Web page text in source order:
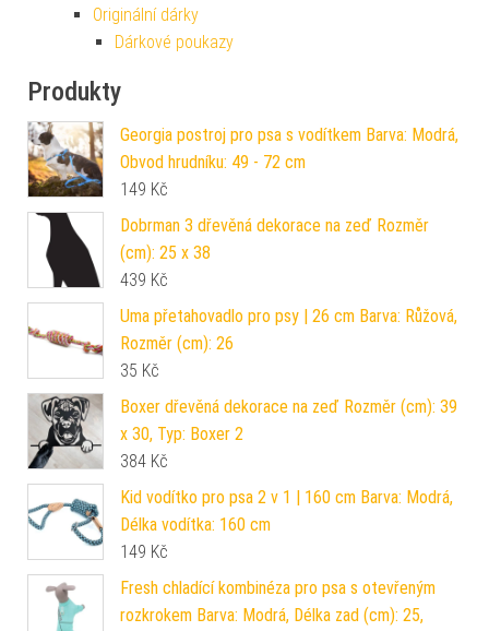
Originální dárky
Dárkové poukazy
Produkty
Georgia postroj pro psa s vodítkem Barva: Modrá,
Obvod hrudníku: 49 - 72 cm
149 Kč
Dobrman 3 dřevěná dekorace na zeď Rozměr
(cm): 25 x 38
439 Kč
Uma přetahovadlo pro psy | 26 cm Barva: Růžová,
Rozměr (cm): 26
35 Kč
Boxer dřevěná dekorace na zeď Rozměr (cm): 39
x 30, Typ: Boxer 2
384 Kč
Kid vodítko pro psa 2 v 1 | 160 cm Barva: Modrá,
Délka vodítka: 160 cm
149 Kč
Fresh chladící kombinéza pro psa s otevřeným
rozkrokem Barva: Modrá, Délka zad (cm): 25,